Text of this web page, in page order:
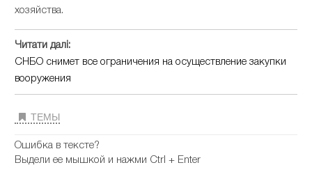
хозяйства.
Читати далі:
СНБО снимет все ограничения на осуществление закупки
вооружения
ТЕМЫ
Ошибка в тексте?
Выдели ее мышкой и нажми Ctrl + Enter